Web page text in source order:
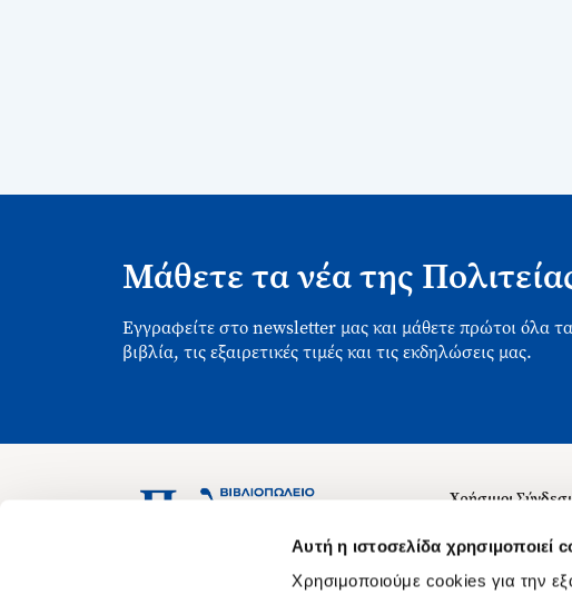
Αυτή η ιστοσελίδα χρησιμοποιεί
Χρησιμοποιούμε cookies για την
Μάθετε τα νέα της
Εγγραφείτε στο newsletter μας και μάθετε πρώτοι όλα
βιβλία, τις εξαιρετικές τιμές και τις εκδηλώσεις μας.
Ασκληπιού 1-3, Αθήνα 106 79
Χρήσιμοι
Σχετικά με εμάς
Θέσεις Εργασίας